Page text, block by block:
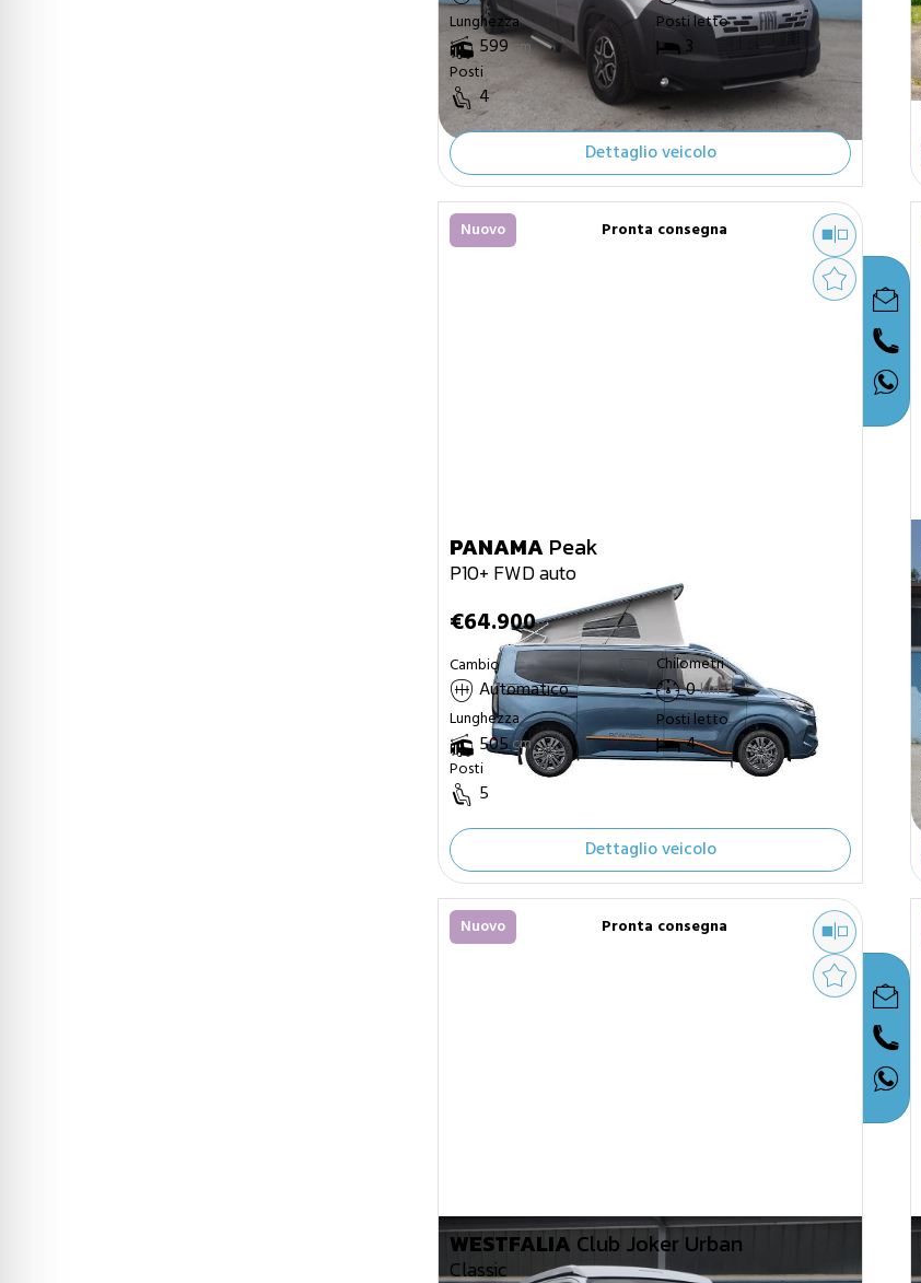
Lunghezza
599cm
Posti letto
3
Posti
4
Dettaglio veicolo
Nuovo Pronta consegna
PANAMA Peak
P10+ FWD auto
€64.900
Cambio
Automatico
Chilometri
0km
Lunghezza
505cm
Posti letto
4
Posti
5
Dettaglio veicolo
Nuovo Pronta consegna
WESTFALIA Club Joker Urban
Classic